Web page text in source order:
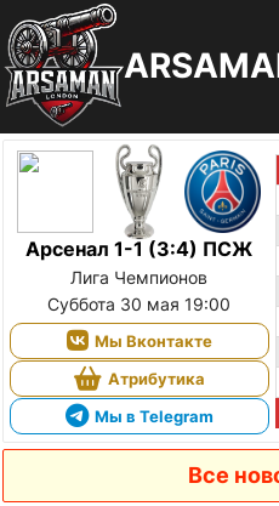
Арсенал 1-1 (3:4) ПСЖ
Лига Чемпионов
Суббота 30 мая 19:00
Мы Вконтакте
Атрибутика
Мы в Telegram
Все